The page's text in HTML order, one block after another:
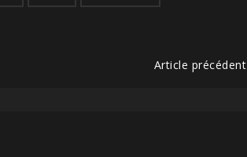
Article précédent